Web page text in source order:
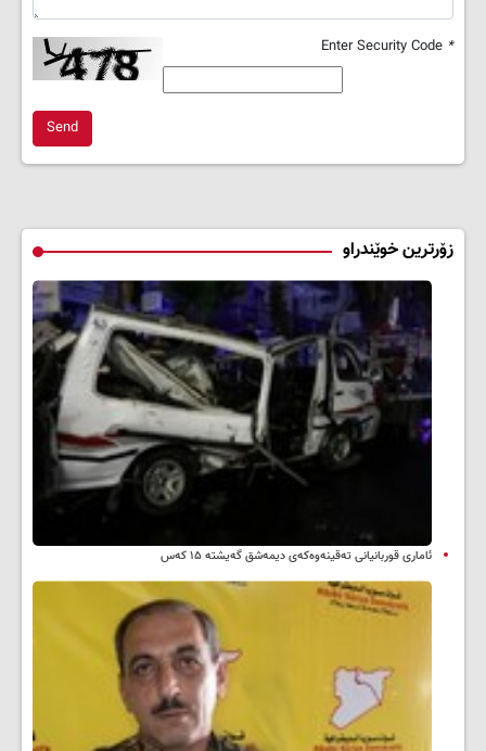
*
Send
زۆرترین خوێندراو
ئاماری قوربانیانی تەقینەوەکەی دیمەشق گەیشتە ۱۵ کەس